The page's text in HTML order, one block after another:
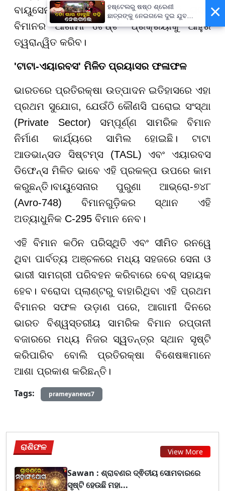
ବାୟୁସେନାର ଉଚ୍ଚ ପଦାଧିକାରୀଙ୍କ ଏହି ଗସ୍ତ
ବିମାନର ଆଗାମୀ ଟେଷ୍ଟିଂ ପ୍ରକ୍ରିୟାକୁ ଆହୁରି
ତ୍ୱରାନ୍ୱିତ କରିବ।
'ଟାଟା-ଏୟାରବସ' ମିଳିତ ପ୍ରୟାସର ଫଳାଫଳ
ଭାରତରେ ପ୍ରତିରକ୍ଷା ଉତ୍ପାଦନ ଇତିହାସରେ ଏହା
ପ୍ରଥମ ସୁଯୋଗ, ଯେଉଁଠି କୌଣସି ଘରୋଇ ସଂସ୍ଥା
(Private Sector) ସମ୍ପୂର୍ଣ୍ଣ ସାମରିକ ବିମାନ
ନିର୍ମାଣ କାର୍ଯ୍ୟରେ ସାମିଲ ହୋଇଛି। ଟାଟା
ଆଡଭାନ୍ସଡ ସିଷ୍ଟମ୍ସ (TASL) ଏବଂ ଏୟାରବସ
ଡିଫେନ୍ସ ମିଳିତ ଭାବେ ଏହି ପ୍ରକଳ୍ପ ଉପରେ କାମ
କରୁଛନ୍ତି।ବାୟୁସେନାର ପୁରୁଣା ଆଭ୍ରୋ-୭୪୮
(Avro-748) ବିମାନଗୁଡ଼ିକର ସ୍ଥାନ ଏହି
ଅତ୍ୟାଧୁନିକ C-295 ବିମାନ ନେବ।
ଏହି ବିମାନ କଠିନ ପରିସ୍ଥିତି ଏବଂ ସୀମିତ ରନୱେ
ଥିବା ପାର୍ବତ୍ୟ ଅଞ୍ଚଳରେ ମଧ୍ୟ ସହଜରେ ସେନା ଓ
ଭାରୀ ସାମଗ୍ରୀ ପରିବହନ କରିବାରେ ବେଶ୍ ସହାୟକ
ହେବ। ବରୋଦା ପ୍ଲାଣ୍ଟରୁ ବାହାରିଥିବା ଏହି ପ୍ରଥମ
ବିମାନର ସଫଳ ଉଡ଼ାଣ ପରେ, ଆଗାମୀ ଦିନରେ
ଭାରତ ବିଶ୍ୱସ୍ତରୀୟ ସାମରିକ ବିମାନ ରପ୍ତାନୀ
ବଜାରରେ ମଧ୍ୟ ନିଜର ସ୍ୱତନ୍ତ୍ର ସ୍ଥାନ ସୃଷ୍ଟି
କରିପାରିବ ବୋଲି ପ୍ରତିରକ୍ଷା ବିଶେଷଜ୍ଞମାନେ
ଆଶା ପ୍ରକାଶ କରିଛନ୍ତି।
Tags:
prameyanews7
ରାଶିଫଳ View More
Sawan : ଶ୍ରାବଣର ଦ୍ଵିତୀୟ ସୋମବାରରେ
ସୃଷ୍ଟି ହେଉଛି ମହା...
×
ହଷ୍ଟେଲରୁ ଷଷ୍ଠ ଶ୍ରେଣୀ
ଛାତ୍ରଙ୍କୁ ନେଇଗଲେ ଦୁଇ ଯୁବକ,
ପୁଅକୁ ଖୋଜି ଆଣିବାକୁ ମାଆଙ୍କ
ନିବେଦନ